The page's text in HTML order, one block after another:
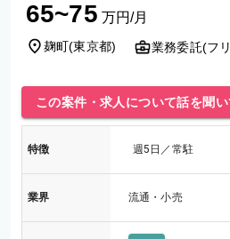
65~75 万円/月
麹町(東京都) 業務委託(フ
この案件・求人について話を聞
特徴 週5日／常駐
業界 流通・小売